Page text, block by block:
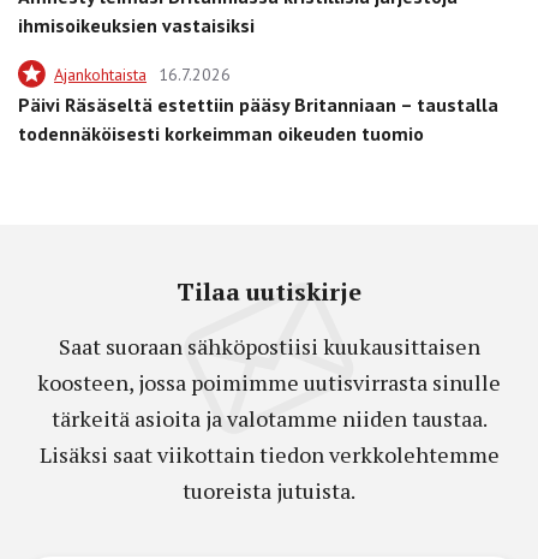
ihmisoikeuksien vastaisiksi
Ajankohtaista 16.7.2026
Päivi Räsäseltä estettiin pääsy Britanniaan – taustalla
todennäköisesti korkeimman oikeuden tuomio
Tilaa uutiskirje
Saat suoraan sähköpostiisi kuukausittaisen
koosteen, jossa poimimme uutisvirrasta sinulle
tärkeitä asioita ja valotamme niiden taustaa.
Lisäksi saat viikottain tiedon verkkolehtemme
tuoreista jutuista.